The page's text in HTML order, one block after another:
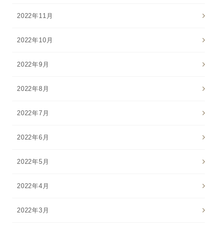
2022年11月
2022年10月
2022年9月
2022年8月
2022年7月
2022年6月
2022年5月
2022年4月
2022年3月